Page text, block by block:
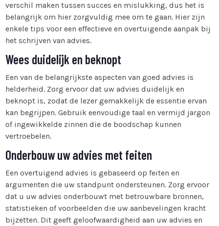
verschil maken tussen succes en mislukking, dus het is
belangrijk om hier zorgvuldig mee om te gaan. Hier zijn
enkele tips voor een effectieve en overtuigende aanpak bij
het schrijven van advies.
Wees duidelijk en beknopt
Een van de belangrijkste aspecten van goed advies is
helderheid. Zorg ervoor dat uw advies duidelijk en
beknopt is, zodat de lezer gemakkelijk de essentie ervan
kan begrijpen. Gebruik eenvoudige taal en vermijd jargon
of ingewikkelde zinnen die de boodschap kunnen
vertroebelen.
Onderbouw uw advies met feiten
Een overtuigend advies is gebaseerd op feiten en
argumenten die uw standpunt ondersteunen. Zorg ervoor
dat u uw advies onderbouwt met betrouwbare bronnen,
statistieken of voorbeelden die uw aanbevelingen kracht
bijzetten. Dit geeft geloofwaardigheid aan uw advies en